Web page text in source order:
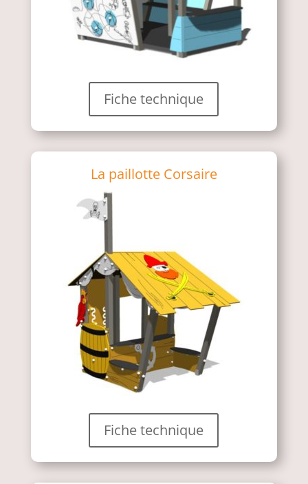
Fiche technique
La paillotte Corsaire
Fiche technique